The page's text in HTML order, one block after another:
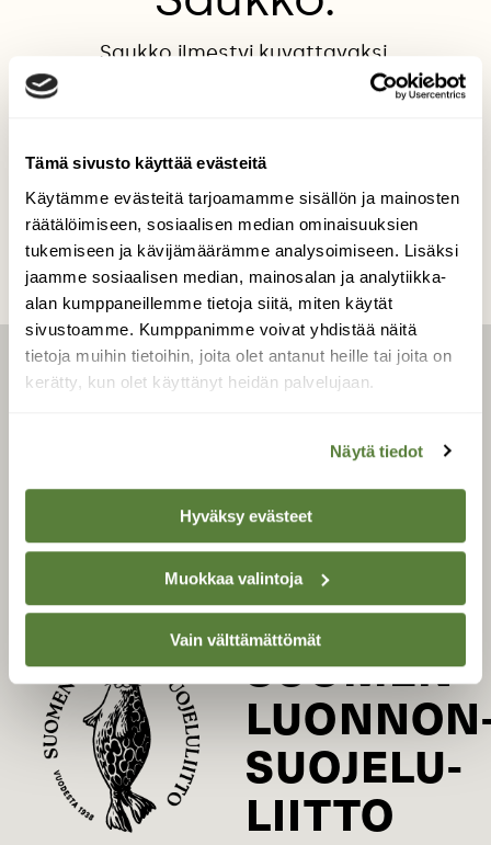
Tämä sivusto käyttää evästeitä
Käytämme evästeitä tarjoamamme sisällön ja mainosten
räätälöimiseen, sosiaalisen median ominaisuuksien
tukemiseen ja kävijämäärämme analysoimiseen. Lisäksi
jaamme sosiaalisen median, mainosalan ja analytiikka-
alan kumppaneillemme tietoja siitä, miten käytät
sivustoamme. Kumppanimme voivat yhdistää näitä
tietoja muihin tietoihin, joita olet antanut heille tai joita on
kerätty, kun olet käyttänyt heidän palvelujaan.
Näytä tiedot
Hyväksy evästeet
Muokkaa valintoja
Vain välttämättömät
Saukko ilmestyi kuvattavaksi.
Kilpailun etusivulle
LEHTI
Tilaa Suomen Luonto
Tilaa digilukuoikeus
Äänestä parasta juttua
Tilaa uutiskirje
SUOMEN
SUOJELU­
LIITTO